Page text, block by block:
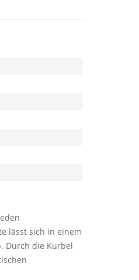
lässt sich in einem
Durch die Kurbel